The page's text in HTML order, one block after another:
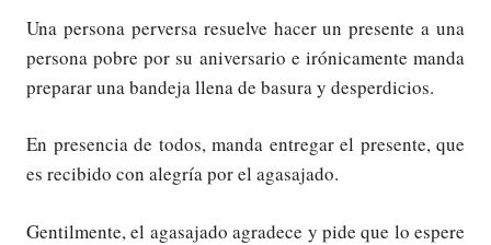
Una persona perversa resuelve hacer un presente a una
persona pobre por su aniversario e irónicamente manda
preparar una bandeja llena de basura y desperdicios.
En presencia de todos, manda entregar el presente, que
es recibido con alegría por el agasajado.
Gentilmente, el agasajado agradece y pide que lo espere